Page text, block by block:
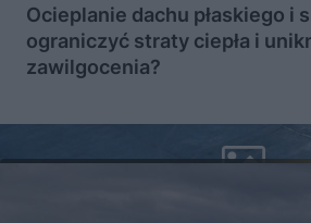
Ocieplanie dachu płaskiego i
ograniczyć straty ciepła i
zawilgocenia?